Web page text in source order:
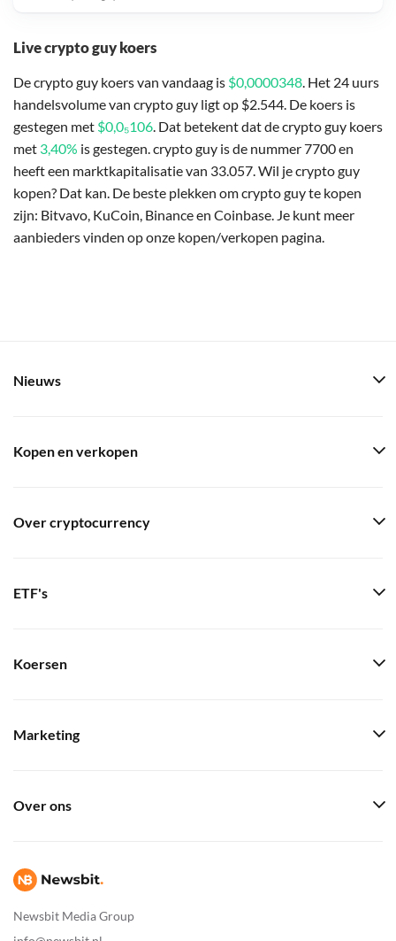
Live crypto guy koers
De crypto guy koers van vandaag is $0,0000348. Het 24 uurs
handelsvolume van crypto guy ligt op $2.544. De koers is
gestegen met $0,0₅106. Dat betekent dat de crypto guy koers
met 3,40% is gestegen. crypto guy is de nummer 7700 en
heeft een marktkapitalisatie van 33.057. Wil je crypto guy
kopen? Dat kan. De beste plekken om crypto guy te kopen
zijn: Bitvavo, KuCoin, Binance en Coinbase. Je kunt meer
aanbieders vinden op onze kopen/verkopen pagina.
Newsbit Media Group
Nieuws
Kopen en verkopen
Over cryptocurrency
ETF's
Koersen
Marketing
Over ons